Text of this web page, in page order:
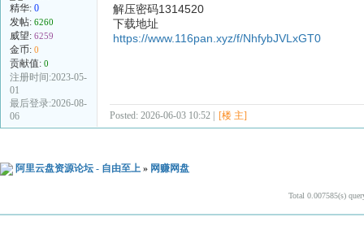
精华: 0
发帖: 6260
威望: 6259
金币: 0
贡献值: 0
注册时间:2023-05-
01
最后登录:2026-08-
06
解压密码1314520
下载地址
https://www.116pan.xyz/f/NhfybJVLxGT0
Posted: 2026-06-03 10:52 | [楼 主]
阿里云盘资源论坛 - 自由至上 » 网赚网盘
Total 0.007585(s)